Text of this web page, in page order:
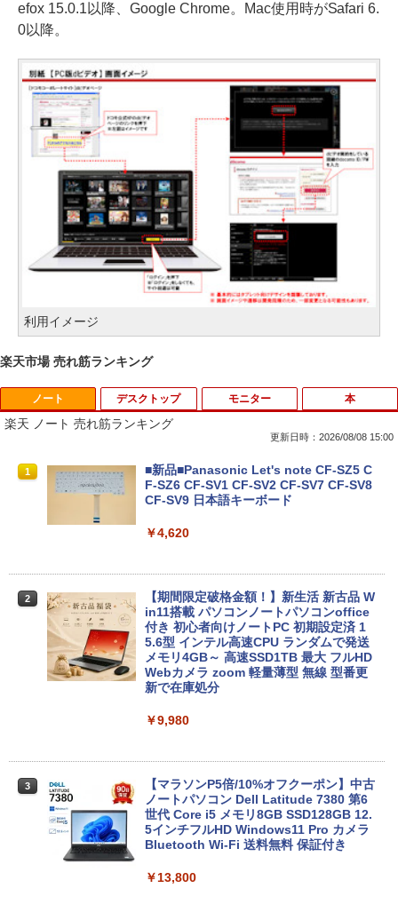
efox 15.0.1以降、Google Chrome。Mac使用時がSafari 6.
0以降。
利用イメージ
楽天市場 売れ筋ランキング
ノート
楽天 ノート 売れ筋ランキング
更新日時：2026/08/08 15:00
1
■新品■Panasonic Let's note CF-SZ5 C
F-SZ6 CF-SV1 CF-SV2 CF-SV7 CF-SV8
CF-SV9 日本語キーボード
￥4,620
2
【期間限定破格金額！】新生活 新古品 W
in11搭載 パソコンノートパソコンoffice
付き 初心者向けノートPC 初期設定済 1
5.6型 インテル高速CPU ランダムで発送
メモリ4GB～ 高速SSD1TB 最大 フルHD
Webカメラ zoom 軽量薄型 無線 型番更
新で在庫処分
￥9,980
3
【マラソンP5倍/10%オフクーポン】中古
ノートパソコン Dell Latitude 7380 第6
世代 Core i5 メモリ8GB SSD128GB 12.
5インチフルHD Windows11 Pro カメラ
Bluetooth Wi-Fi 送料無料 保証付き
￥13,800
デスクトップ モニター 本